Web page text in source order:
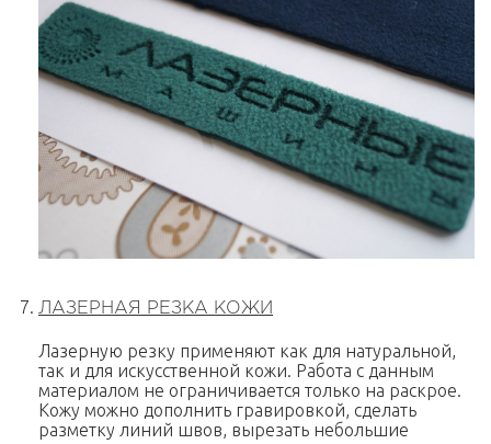
ЛАЗЕРНАЯ РЕЗКА КОЖИ
Лазерную резку применяют как для натуральной,
так и для искусственной кожи. Работа с данным
материалом не ограничивается только на раскрое.
Кожу можно дополнить гравировкой, сделать
разметку линий швов, вырезать небольшие